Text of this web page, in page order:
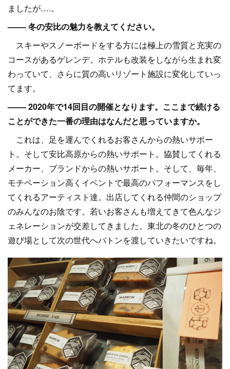
ましたが….。
–––– 冬の安比の魅力を教えてください。
スキーやスノーボードをする方には極上の雪質と充実の
コースがあるゲレンデ。ホテルも改装をしながら生まれ変
わっていて、さらに質の高いリゾート施設に変化していっ
てます。
–––– 2020年で14回目の開催となります。ここまで続ける
ことができた一番の理由はなんだと思っていますか。
これは、足を運んでくれるお客さんからの熱いサポー
ト。そして安比高原からの熱いサポート。協賛してくれる
メーカー、ブランドからの熱いサポート。そして、毎年、
モチベーション高くイベントで最高のパフォーマンスをし
てくれるアーティスト達。出店してくれる仲間のショップ
のみんなのお陰です。若いお客さんも増えてきて色んなジ
ェネレーションが交差してきました。東北の冬のひとつの
遊び場として次の世代へバトンを渡していきたいですね。